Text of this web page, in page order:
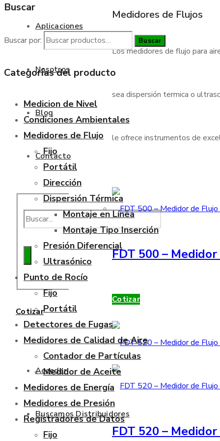
Aplicaciones
Nosotros
Blog
Contacto
Cotizar
Acceder
Buscamos Distribuidores
Medidores de Flujos
Los medidores de flujo para
sea dispersión termica o
le ofrece instrumentos de
FDT 500 –
Cotizar
FDT 520 –
Buscar
Buscar por: Buscar
Categorías del producto
Medicion de Nivel
Condiciones Ambientales
Medidores de Flujo
Fijo
Portátil
Dirección
Dispersión Térmica
Montaje en Línea
Montaje Tipo Inserción
Presión Diferencial
Ultrasónico
Punto de Rocío
Fijo
Portátil
Detectores de Fugas
Medidores de Calidad de Aire
Contador de Partículas
Medidor de Aceite
Medidores de Energía
Medidores de Presión
Registradores de Datos
Fijo